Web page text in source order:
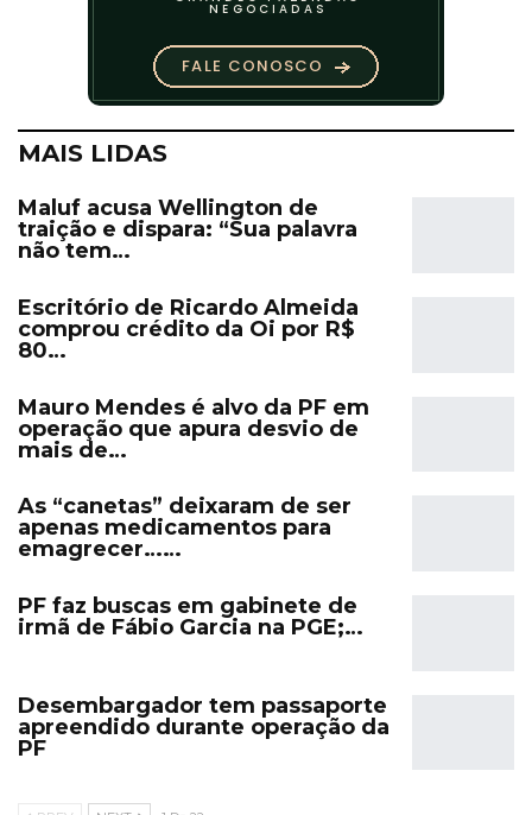
MAIS LIDAS
Maluf acusa Wellington de
traição e dispara: “Sua palavra
não tem…
Escritório de Ricardo Almeida
comprou crédito da Oi por R$
80…
Mauro Mendes é alvo da PF em
operação que apura desvio de
mais de…
As “canetas” deixaram de ser
apenas medicamentos para
emagrecer……
PF faz buscas em gabinete de
irmã de Fábio Garcia na PGE;…
Desembargador tem passaporte
apreendido durante operação da
PF